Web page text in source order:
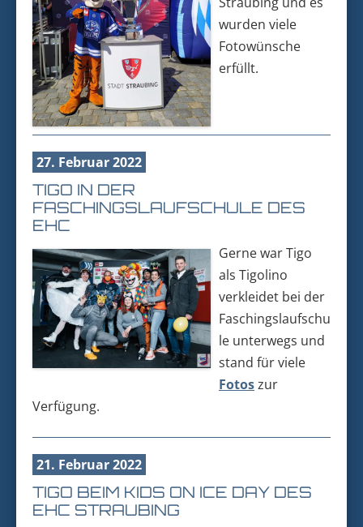
wurden viele
Fotowünsche
erfüllt.
27. Februar 2022
TIGO IN DER
FASCHINGSLAUFSCHULE DES
EHC
Gerne war Tigo
als Tigolino
verkleidet bei der
Faschingslaufschu
le unterwegs und
stand für viele
Fotoszur
Verfügung.
21. Februar 2022
TIGO BEIM KIDS ON ICE DAY DES
EHC STRAUBING